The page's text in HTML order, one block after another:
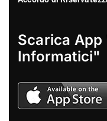
Scarica
Informatici"